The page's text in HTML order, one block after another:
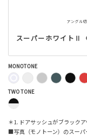
スーパーホワイトⅡ
アングル
MONOTONE
TWO TONE
＊1. ドアサッシュがブラックア
■写真（モノトーン）のスー